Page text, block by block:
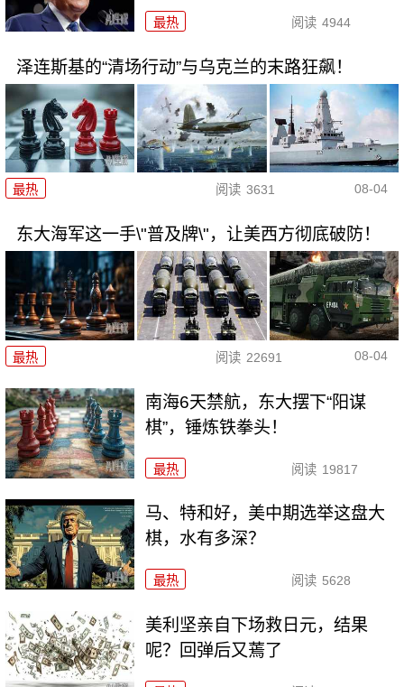
最热 阅读 4944
泽连斯基的“清场行动”与乌克兰的末路狂飙！
最热 阅读 3631 08-04
东大海军这一手\"普及牌\"，让美西方彻底破防！
最热 阅读 22691 08-04
南海6天禁航，东大摆下“阳谋
棋”，锤炼铁拳头！
最热 阅读 19817
马、特和好，美中期选举这盘大
棋，水有多深？
最热 阅读 5628
美利坚亲自下场救日元，结果
呢？回弹后又蔫了